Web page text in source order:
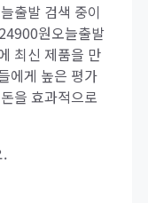
출발 검색 중이
원오늘출발
최신 제품을 만
에게 높은 평가
을 효과적으로
.